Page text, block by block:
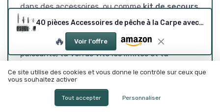
dans des accessoires, ou commekit de secours
à garder dans le sac au cas où. Si tu es un
carpiste très régulier, exigeant, qui pêche des
spots très encombrés ou des poissons très
puissants, tu verras vite les limites et tu
plus connues. Mais pour du loisir, des plans d’eau
classiques et des sessions tranquilles, le rapport
qualité-prix est franchement pas mal.
40 pièces Accessoires de pêche à la Carpe avec boîte matériel de pêche à la Carpe Manchons Anti-enchevêtrement Queue Tubes en Caoutchouc pour Plates-Formes de bouillettes de Carpe
🔥 Voir l'offre
Ce site utilise des cookies et vous donne le contrôle sur ceux que
vous souhaitez activer
Tout accepter Personnaliser